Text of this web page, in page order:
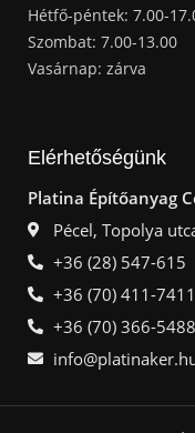
Hétfő-péntek: 7.00-
Szombat: 7.00-13.00
Vasárnap: zárva
Elérhetőségünk
Platina Építőanyag
Pécel, Topolya
+36 (28) 547-615
+36 (70) 411-7411
+36 (70) 366-5488